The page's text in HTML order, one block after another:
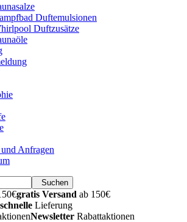
Duftemulsionen
Duftzusätze
Anfragen
Suchen
gratis Versand ab 150€
schnelle Lieferung
Newsletter Rabattaktionen